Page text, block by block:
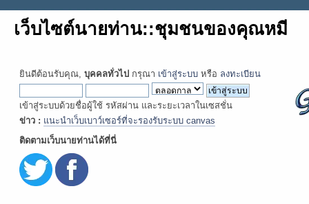
เว็บไซต์นายท่าน::ชุมชนของคุณหมี
ยินดีต้อนรับคุณ, บุคคลทั่วไป กรุณา เข้าสู่ระบบ หรือ ลงทะเบียน
เข้าสู่ระบบด้วยชื่อผู้ใช้ รหัสผ่าน และระยะเวลาในเซสชั่น
ข่าว : แนะนำเว็บเบาว์เซอร์ที่จะรองรับระบบ canvas
ติดตามเว็บนายท่านได้ที่นี่